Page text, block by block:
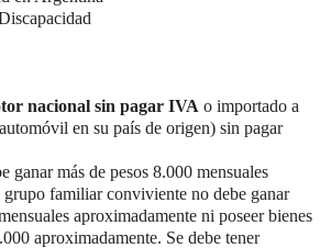
nacional sin pagar IVA o importado a
en su país de origen) sin pagar
ganar más de pesos 8.000 mensuales
grupo familiar conviviente no debe ganar
aproximadamente ni poseer bienes
aproximadamente. Se debe tener